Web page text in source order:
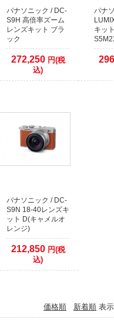
パナソニック / DC-
S9H 高倍率ズーム
レンズキット ブラ
ック
272,250円(税
込)
パナ
キッ
パナソニック / DC-
S9N 18-40レンズキ
ット D(キャメルオ
レンジ)
212,850円(税
込)
価格順 新着順 表